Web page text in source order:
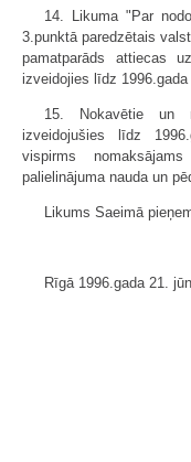
14. Likuma "Par
3.punktā paredzētais
pamatparāds attiecas
izveidojies līdz 1996.gada
15. Nokavētie un
izveidojušies līdz
vispirms
palielinājuma nauda un
Likums Saeimā
Rīgā 1996.gada 21.